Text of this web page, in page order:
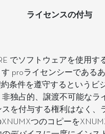
ライセンスの付与
でソフトウェアを使用す
proライセンシーである
条件を遵守するというビ
独占的、譲渡不可能なラ
を付与する権利はなく、
つのコピーを